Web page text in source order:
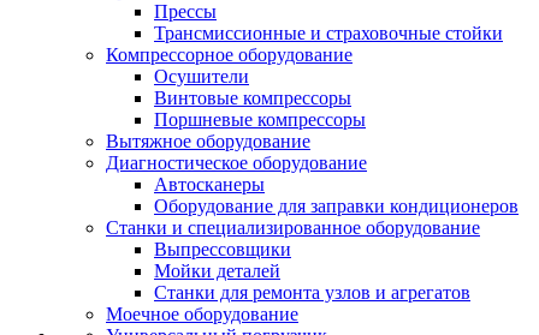
Прессы
Трансмиссионные и страховочные стойки
Компрессорное оборудование
Осушители
Винтовые компрессоры
Поршневые компрессоры
Вытяжное оборудование
Диагностическое оборудование
Автосканеры
Оборудование для заправки кондиционеров
Станки и специализированное оборудование
Выпрессовщики
Мойки деталей
Станки для ремонта узлов и агрегатов
Моечное оборудование